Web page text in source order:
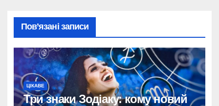
Пов’язані записи
ЦІКАВЕ
Три знаки Зодіаку: кому новий